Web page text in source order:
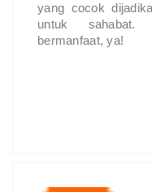
yang cocok
untuk sahabat.
bermanfaat, ya!